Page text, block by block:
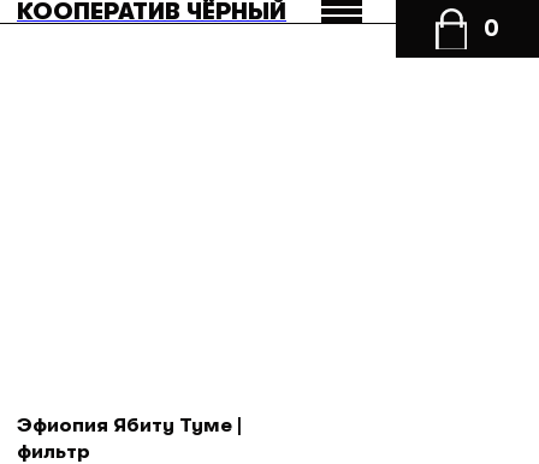
КООПЕРАТИВ ЧЁРНЫЙ
Эфиопия Ябиту Туме |
фильтр